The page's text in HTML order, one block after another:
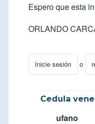
Espero que esta
ORLANDO
Inicie sesión o
En respuesta a
Cedula
ufano